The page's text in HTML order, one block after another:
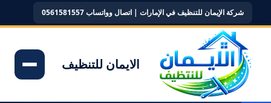
شركة الإيمان للتنظيف في الإمارات | اتصال وواتساب 0561581557
الايمان للتنظيف